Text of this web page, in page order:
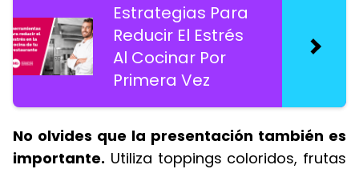
Estrategias Para
Reducir El Estrés
Al Cocinar Por
Primera Vez
No olvides que la presentación también es
importante. Utiliza toppings coloridos, frutas